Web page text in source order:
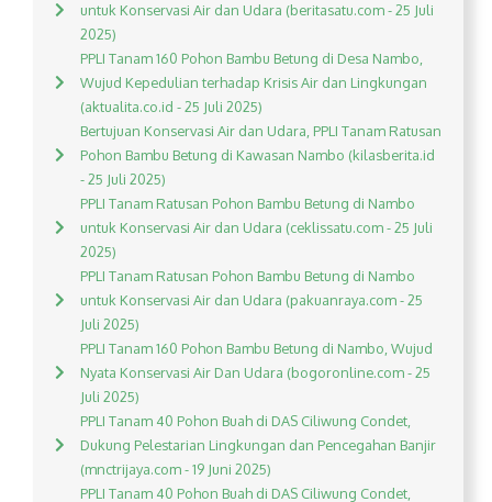
untuk Konservasi Air dan Udara (beritasatu.com - 25 Juli
2025)
PPLI Tanam 160 Pohon Bambu Betung di Desa Nambo,
Wujud Kepedulian terhadap Krisis Air dan Lingkungan
(aktualita.co.id - 25 Juli 2025)
Bertujuan Konservasi Air dan Udara, PPLI Tanam Ratusan
Pohon Bambu Betung di Kawasan Nambo (kilasberita.id
- 25 Juli 2025)
PPLI Tanam Ratusan Pohon Bambu Betung di Nambo
untuk Konservasi Air dan Udara (ceklissatu.com - 25 Juli
2025)
PPLI Tanam Ratusan Pohon Bambu Betung di Nambo
untuk Konservasi Air dan Udara (pakuanraya.com - 25
Juli 2025)
PPLI Tanam 160 Pohon Bambu Betung di Nambo, Wujud
Nyata Konservasi Air Dan Udara (bogoronline.com - 25
Juli 2025)
PPLI Tanam 40 Pohon Buah di DAS Ciliwung Condet,
Dukung Pelestarian Lingkungan dan Pencegahan Banjir
(mnctrijaya.com - 19 Juni 2025)
PPLI Tanam 40 Pohon Buah di DAS Ciliwung Condet,